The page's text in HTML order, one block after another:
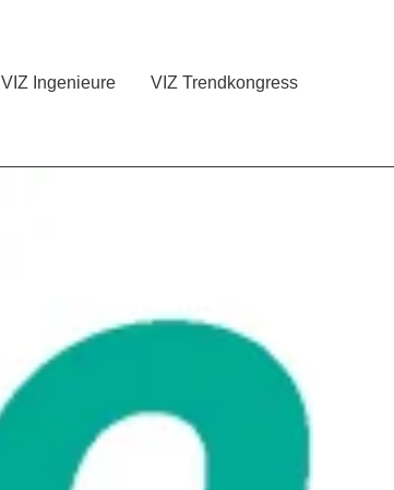
VIZ Ingenieure VIZ Trendkongress